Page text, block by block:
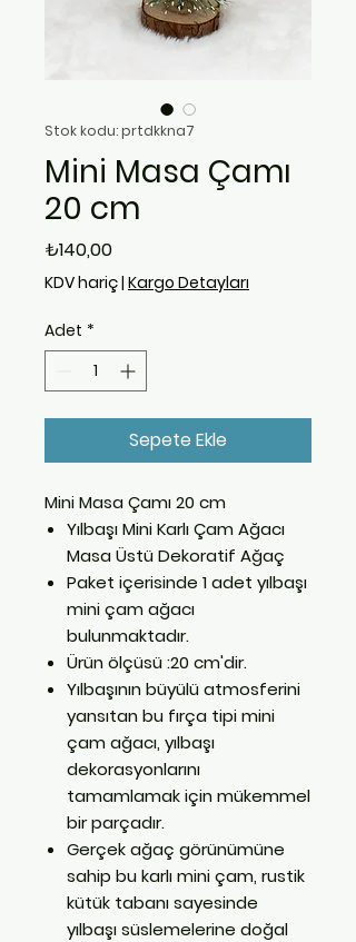
Stok kodu: prtdkkna7
Mini Masa Çamı
20 cm
₺140,00Fiyat
KDV hariç| Kargo Detayları
Adet *
Sepete Ekle
Mini Masa Çamı 20 cm
Yılbaşı Mini Karlı Çam Ağacı
Masa Üstü Dekoratif Ağaç
Paket içerisinde 1 adet yılbaşı
mini çam ağacı
bulunmaktadır.
Ürün ölçüsü :20 cm'dir.
Yılbaşının büyülü atmosferini
yansıtan bu fırça tipi mini
çam ağacı, yılbaşı
dekorasyonlarını
tamamlamak için mükemmel
bir parçadır.
Gerçek ağaç görünümüne
sahip bu karlı mini çam, rustik
kütük tabanı sayesinde
yılbaşı süslemelerine doğal